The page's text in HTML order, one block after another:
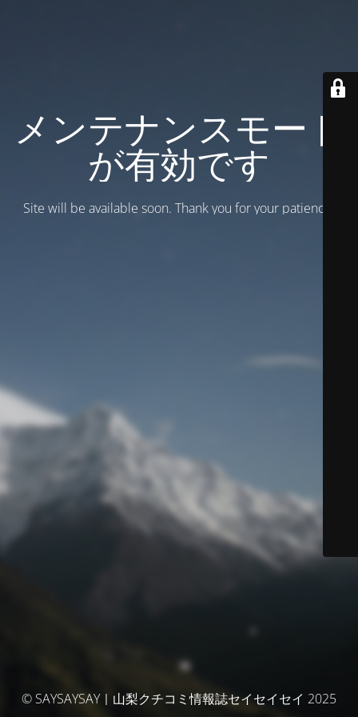
メンテナンスモード
が有効です
Site will be available soon. Thank you for your patience!
© SAYSAYSAY｜山梨クチコミ情報誌セイセイセイ 2025